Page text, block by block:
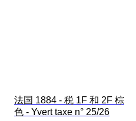
法国 1884 - 税 1F 和 2F 棕
色 - Yvert taxe n° 25/26